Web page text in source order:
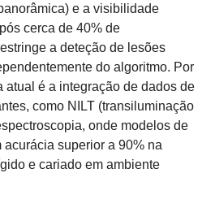
e a visibilidade
cerca de 40% de
a deteção de lesões
do algoritmo. Por
atual é a integração de dados de
como NILT (transiluminação
onde modelos de
superior a 90% na
e cariado em ambiente